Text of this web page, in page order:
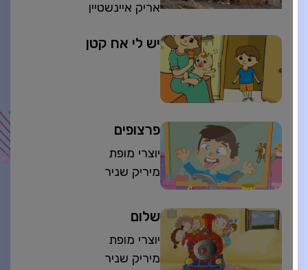
אריק איינשטיין
יש לי אח קטן
פרצופים
יוצרי מופת
מיריק שניר
שלום
יוצרי מופת
מיריק שניר